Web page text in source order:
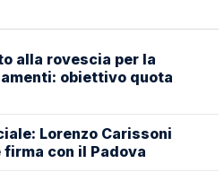
alla rovescia per la
obiettivo quota
Lorenzo Carissoni
firma con il Padova